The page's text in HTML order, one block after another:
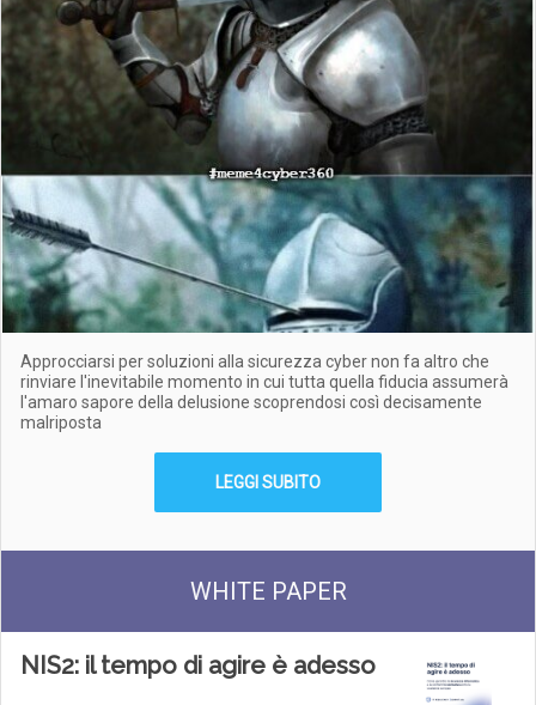
Approcciarsi per soluzioni alla sicurezza cyber non fa altro che
rinviare l'inevitabile momento in cui tutta quella fiducia assumerà
l'amaro sapore della delusione scoprendosi così decisamente
malriposta
LEGGI SUBITO
WHITE PAPER
NIS2: il tempo di agire è adesso